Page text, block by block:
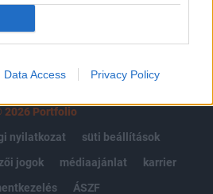
Data Access Privacy Policy
2026 Portfolio
nyilatkozat
süti beállítások
jogok médiaajánlat
karrier
ÁSZF